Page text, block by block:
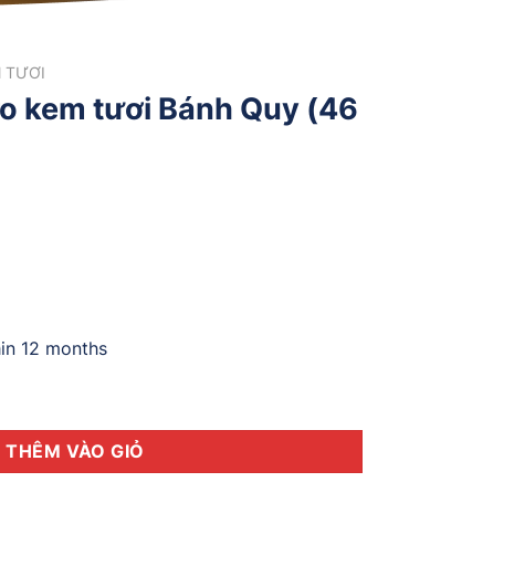
TƯƠI
kem tươi Bánh Quy (46
12 months
Quy (46 Gram) số lượng
THÊM VÀO GIỎ